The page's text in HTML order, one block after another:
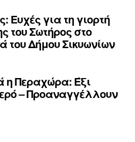
Ευχές για τη γιορτή
του Σωτήρος στο
του Δήμου Σικυωνίων
η Περαχώρα: Έξι
– Προαναγγέλλουν